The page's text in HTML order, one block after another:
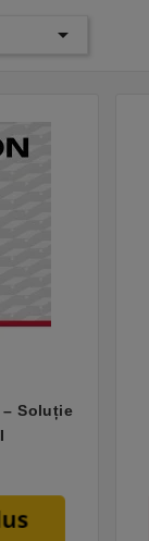

– Soluție